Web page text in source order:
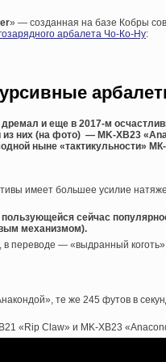
» — созданная на базе Кобры
арбалета Чо-Ко-Ну:
и еще в 2017-м
них (на фото) — MK-XB23
ныне «тактикульности»
имеет большее усилие
сейчас
механизмом).
, в переводе — «выдранный
те же 245 футов в
«Rip Claw» и MK-XB23